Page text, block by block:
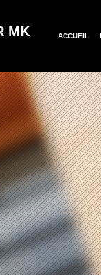
MK ACCUEIL